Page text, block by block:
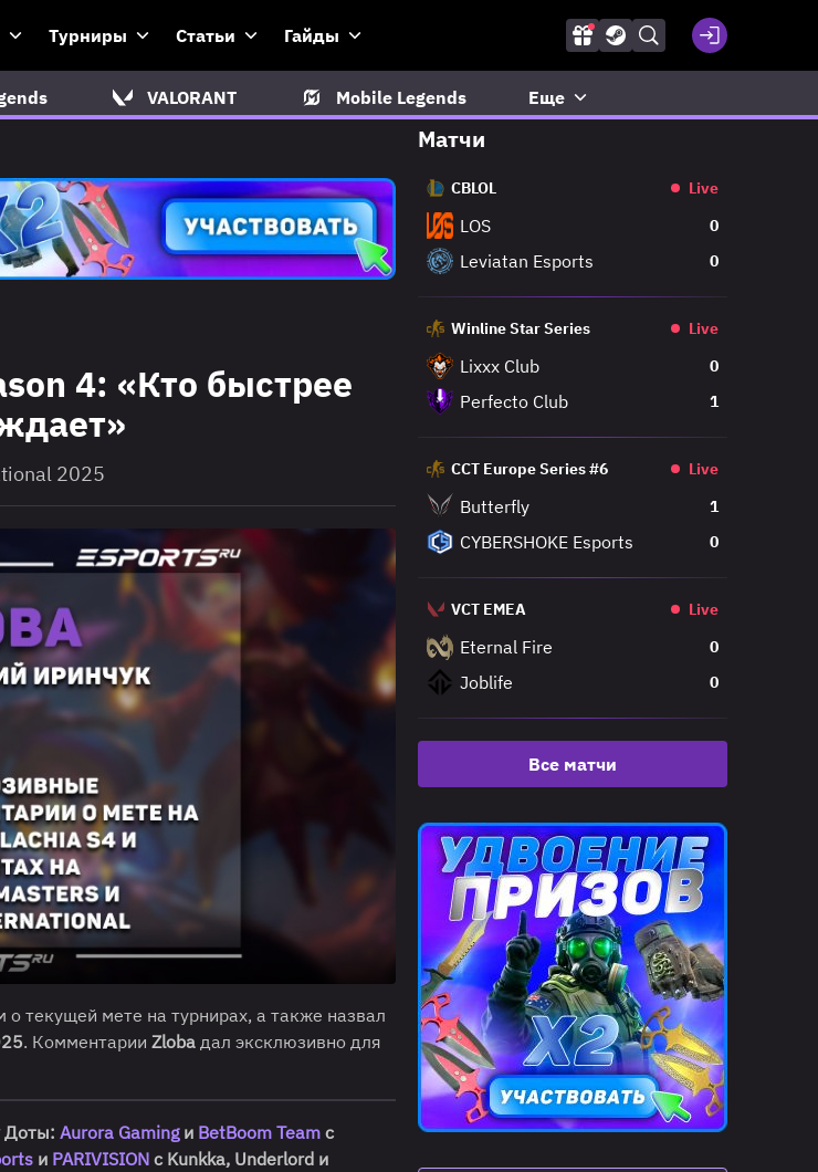
Турниры Статьи Гайды
VALORANT Mobile Legends Еще
4: «Кто быстрее
2025
текущей мете на турнирах, а также назвал
. Комментарии Zloba дал эксклюзивно для
Доты: Aurora Gaming и BetBoom Team с
и PARIVISION с Kunkka, Underlord и
Матчи
CBLOL Live
LOS 0
Leviatan Esports 0
Winline Star Series Live
Lixxx Club 0
Perfecto Club 1
CCT Europe Series #6 Live
Butterfly 1
CYBERSHOKE Esports 0
VCT EMEA Live
Eternal Fire 0
Joblife 0
Все матчи